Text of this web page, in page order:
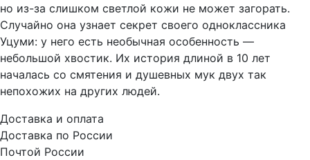
но из-за слишком светлой кожи не может загорать.
Случайно она узнает секрет своего одноклассника
Уцуми: у него есть необычная особенность —
небольшой хвостик. Их история длиной в 10 лет
началась со смятения и душевных мук двух так
непохожих на других людей.
Доставка и оплата
Доставка по России
Почтой России